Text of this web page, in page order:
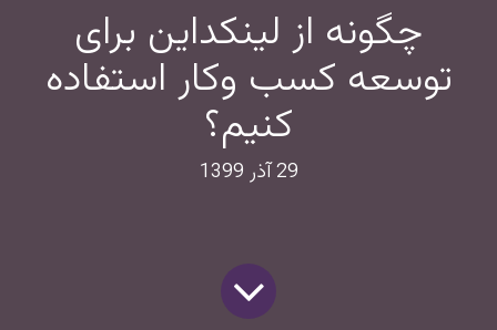
چگونه از لینکداین برای
توسعه کسب و‌کار استفاده
کنیم؟
29 آذر 1399